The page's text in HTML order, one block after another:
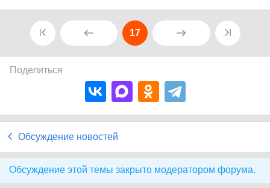
17
Поделиться
Обсуждение новостей
Обсуждение этой темы закрыто модератором форума.